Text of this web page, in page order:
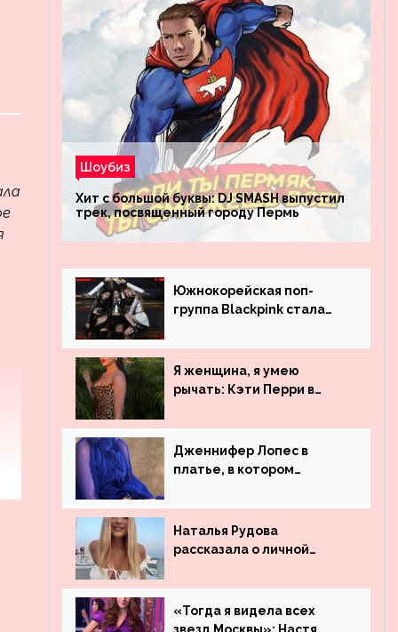
Шоубиз
Хит с большой буквы: DJ SMASH выпустил
трек, посвященный городу Пермь
Южнокорейская поп-
группа Blackpink стала
просмотрам на YouTube.
Они обогнали даже
Джастина Бибера
Я женщина, я умею
рычать: Кэти Перри в
Дженнифер Лопес в
платье, в котором
незамеченной
Наталья Рудова
рассказала о личной
«Тогда я видела всех